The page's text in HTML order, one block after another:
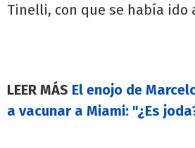
Tinelli, con que se había ido
LEER MÁS El enojo de
a vacunar a Miami: "¿Es